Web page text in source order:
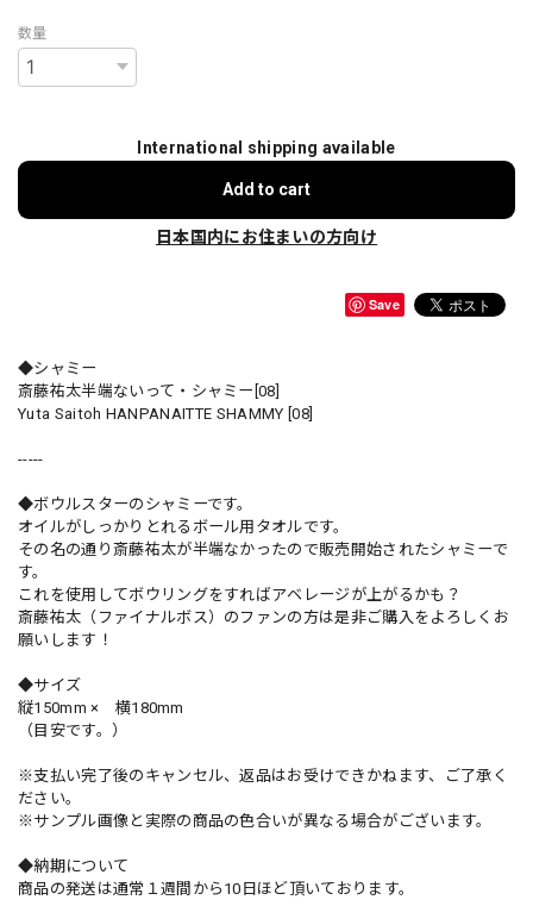
数量
International shipping available
Add to cart
日本国内にお住まいの方向け
Save
◆シャミー
斎藤祐太半端ないって・シャミー[08]
Yuta Saitoh HANPANAITTE SHAMMY [08]
-----
◆ボウルスターのシャミーです。
オイルがしっかりとれるボール用タオルです。
その名の通り斎藤祐太が半端なかったので販売開始されたシャミーで
す。
これを使用してボウリングをすればアベレージが上がるかも？
斎藤祐太（ファイナルボス）のファンの方は是非ご購入をよろしくお
願いします！
◆サイズ
縦150mm × 横180mm
（目安です。）
※支払い完了後のキャンセル、返品はお受けできかねます、ご了承く
ださい。
※サンプル画像と実際の商品の色合いが異なる場合がございます。
◆納期について
商品の発送は通常１週間から10日ほど頂いております。